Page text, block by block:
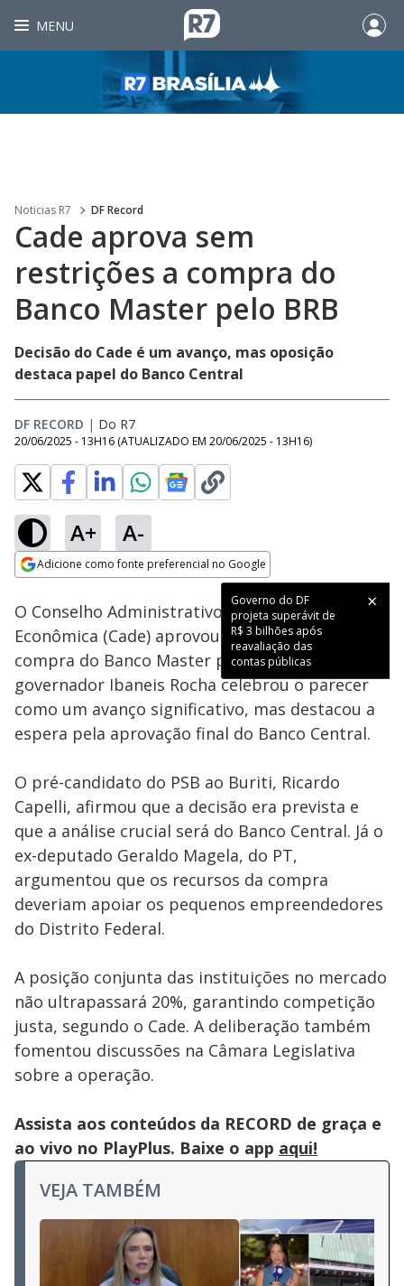
MENU
Noticias R7 DF Record
Cade aprova sem
restrições a compra do
Banco Master pelo BRB
Decisão do Cade é um avanço, mas oposição
destaca papel do Banco Central
DF RECORD | Do R7
20/06/2025 - 13H16 (ATUALIZADO EM 20/06/2025 - 13H16)
A+ A-
Adicione como fonte preferencial no Google
Governo do DF
projeta superávit de
R$ 3 bilhões após
reavaliação das
contas públicas
Ativar
Loaded:
40.02%
O Conselho Administrativo de Defesa
Econômica (Cade) aprovou, sem restrições, a
compra do Banco Master pelo BRB. O
governador Ibaneis Rocha celebrou o parecer
como um avanço significativo, mas destacou a
espera pela aprovação final do Banco Central.
O pré-candidato do PSB ao Buriti, Ricardo
Capelli, afirmou que a decisão era prevista e
que a análise crucial será do Banco Central. Já o
ex-deputado Geraldo Magela, do PT,
argumentou que os recursos da compra
deveriam apoiar os pequenos empreendedores
do Distrito Federal.
A posição conjunta das instituições no mercado
não ultrapassará 20%, garantindo competição
justa, segundo o Cade. A deliberação também
fomentou discussões na Câmara Legislativa
sobre a operação.
Assista aos conteúdos da RECORD de graça e
ao vivo no PlayPlus. Baixe o app aqui!
VEJA TAMBÉM